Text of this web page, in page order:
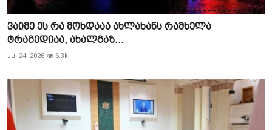
ვაიმე ეს რა მოხდააა ახლახანს რამხელა
ტრაგედიაა, ახალგაზ...
Jul 24, 2026 6.3k